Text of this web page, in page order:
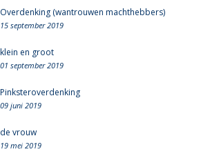
Overdenking (wantrouwen machthebbers)
15 september 2019
klein en groot
01 september 2019
Pinksteroverdenking
09 juni 2019
de vrouw
19 mei 2019